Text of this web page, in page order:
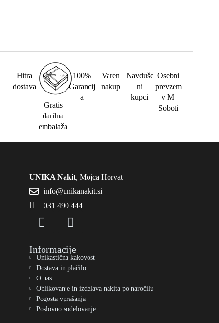
Hitra
dostava
Gratis
darilna
embalaža
100%
Garancij
a
Varen
nakup
Navduše
ni
kupci
Osebni
prevzem
v M.
Soboti
UNIKA Nakit, Mojca Horvat
info@unikanakit.si
031 490 444
Informacije
Unikastična kakovost
Dostava in plačilo
O nas
Oblikovanje in izdelava nakita po naročilu
Pogosta vprašanja
Poslovno sodelovanje